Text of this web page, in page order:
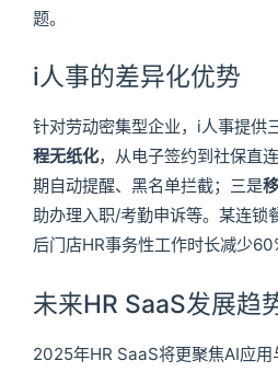
题。
i人事的差异化优势
针对劳动密集型企业，i人事提供
程无纸化，从电子签约到社保直
期自动提醒、黑名单拦截；三是
助办理入职/考勤申诉等。某连锁
后门店HR事务性工作时长减少
未来HR SaaS发展趋
2025年HR SaaS将更聚焦AI应